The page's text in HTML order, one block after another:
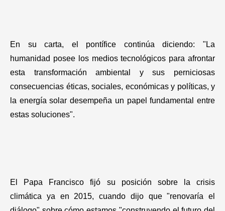
En su carta, el pontífice continúa diciendo: "La
humanidad posee los medios tecnológicos para afrontar
esta transformación ambiental y sus perniciosas
consecuencias éticas, sociales, económicas y políticas, y
la energía solar desempeña un papel fundamental entre
estas soluciones".
El Papa Francisco fijó su posición sobre la crisis
climática ya en 2015, cuando dijo que "renovaría el